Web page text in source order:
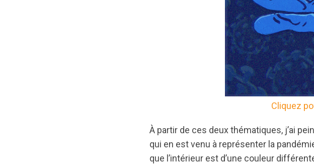
Cliquez
À partir de ces deux thématiques, j’ai
qui en est venu à représenter la
que l’intérieur est d’une couleur